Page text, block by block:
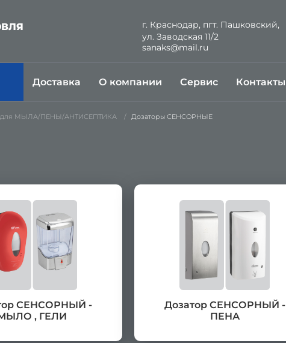
г. Краснодар, пгт. Пашковский,
ул. Заводская 11/2
sanaks@mail.ru
Доставка О компании Сервис Контакты
для МЫЛА/ПЕНЫ/АНТИСЕПТИКА Дозаторы СЕНСОРНЫЕ
СЕНСОРНЫЙ -
, ГЕЛИ
Дозатор СЕНСОРНЫЙ -
ПЕНА